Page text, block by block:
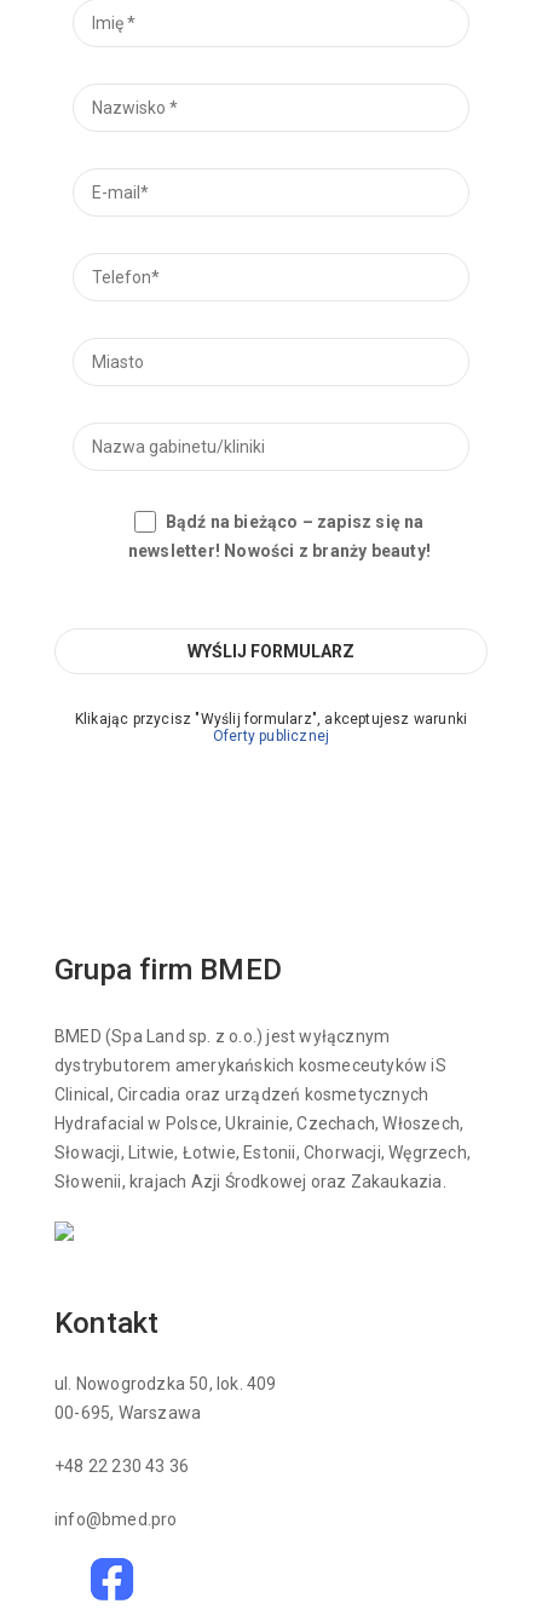
Bądź na bieżąco – zapisz się na
newsletter! Nowości z branży beauty!
Klikając przycisz "Wyślij formularz", akceptujesz warunki
Oferty publicznej
Grupa firm BMED
BMED (Spa Land sp. z o.o.) jest wyłącznym
dystrybutorem amerykańskich kosmeceutyków iS
Clinical, Circadia oraz urządzeń kosmetycznych
Hydrafacial w Polsce, Ukrainie, Czechach, Włoszech,
Słowacji, Litwie, Łotwie, Estonii, Chorwacji, Węgrzech,
Słowenii, krajach Azji Środkowej oraz Zakaukazia.
Kontakt
ul. Nowogrodzka 50, lok. 409
00-695, Warszawa
+48 22 230 43 36
info@bmed.pro